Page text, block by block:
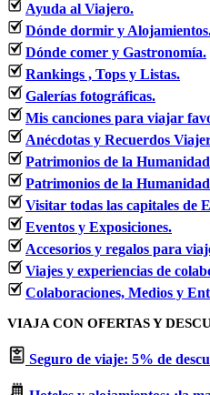
Ayuda al Viajero.
Dónde dormir y
Dónde comer y Gastronomía.
Rankings , Tops y Listas.
Galerías fotográficas.
Mis canciones para viajar
Anécdotas y Recuerdos
Patrimonios de la
Patrimonios de la
Visitar todas las capitales de
Eventos y Exposiciones.
Accesorios y regalos para
Viajes y experiencias de
Colaboraciones, Medios y
VIAJA CON OFERTAS Y
Seguro de viaje: 5% de